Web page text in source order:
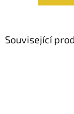
Související